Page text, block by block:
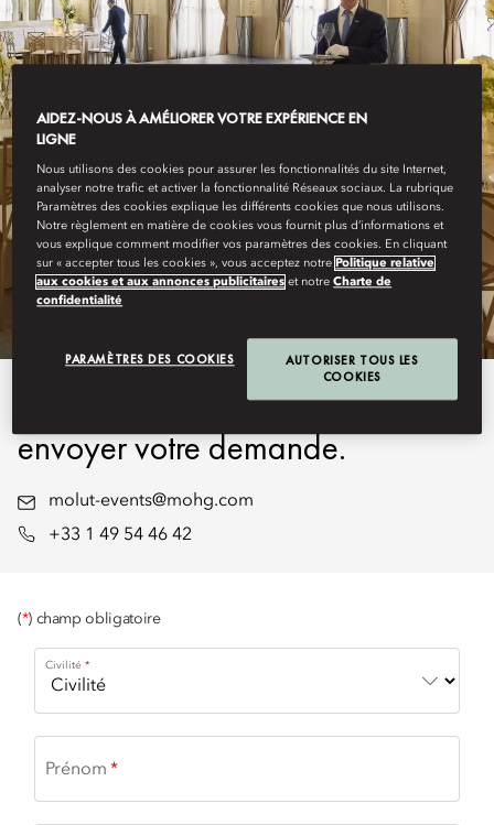
LUTETIA, PARIS
RÉSERVER CE SOIN
Veuillez remplir le formulaire pour
envoyer votre demande.
molut-events@mohg.com
+33 1 49 54 46 42
(*) champ obligatoire
Civilité
Prénom
AIDEZ-NOUS À AMÉLIORER VOTRE EXPÉRIENCE EN
LIGNE
Nous utilisons des cookies pour assurer les fonctionnalités du site Internet,
analyser notre trafic et activer la fonctionnalité Réseaux sociaux. La rubrique
Paramètres des cookies explique les différents cookies que nous utilisons.
Notre règlement en matière de cookies vous fournit plus d’informations et
vous explique comment modifier vos paramètres des cookies. En cliquant
sur « accepter tous les cookies », vous acceptez notre Politique relative
aux cookies et aux annonces publicitaires et notreCharte de
confidentialité
PARAMÈTRES DES COOKIES
AUTORISER TOUS LES
COOKIES